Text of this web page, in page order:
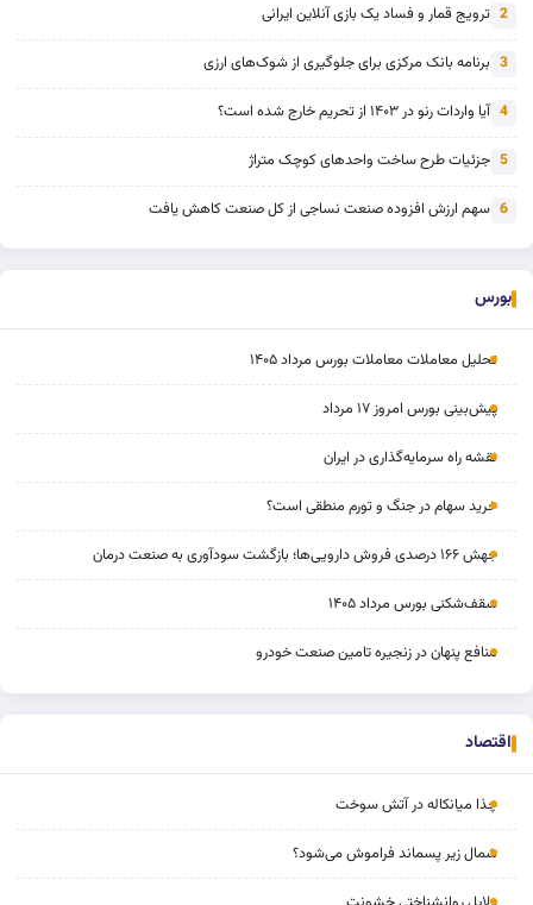
2 ترویج قمار و فساد یک بازی آنلاین ایرانی
3 برنامه بانک مرکزی برای جلوگیری از شوک‌های ارزی
4 آیا واردات رنو در ۱۴۰۳ از تحریم خارج شده است؟
5 جزئیات طرح ساخت واحدهای کوچک متراژ
6 سهم ارزش افزوده صنعت نساجی از کل صنعت کاهش یافت
بورس
تحلیل معاملات معاملات بورس مرداد ۱۴۰۵
پیش‌بینی بورس امروز ۱۷ مرداد
نقشه راه سرمایه‌گذاری در ایران
خرید سهام در جنگ و تورم منطقی است؟
جهش ۱۶۶ درصدی فروش دارویی‌ها؛ بازگشت سودآوری به صنعت درمان
سقف‌شکنی بورس مرداد ۱۴۰۵
منافع پنهان در زنجیره تامین صنعت خودرو
اقتصاد
چذا میانکاله در آتش سوخت
شمال زیر پسماند فراموش می‌شود؟